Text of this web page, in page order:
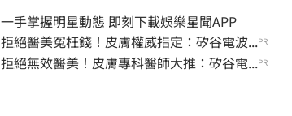
一手掌握明星動態 即刻下載娛樂星聞APP
拒絕醫美冤枉錢！皮膚權威指定：矽谷電波...PR
拒絕無效醫美！皮膚專科醫師大推：矽谷電...PR